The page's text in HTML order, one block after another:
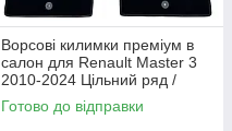
Ворсові килимки преміум в
салон для Renault Master 3
2010-2024 Цільний ряд /
Рено Мастер 3 килимки
Готово до відправки